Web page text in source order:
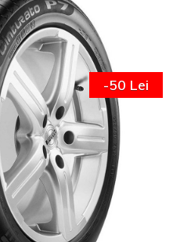
-50 Lei